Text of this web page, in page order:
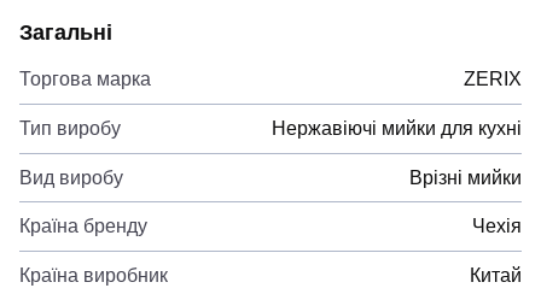
Загальні
Торгова марка ZERIX
Тип виробу Нержавіючі мийки для кухні
Вид виробу Врізні мийки
Країна бренду Чехія
Країна виробник Китай